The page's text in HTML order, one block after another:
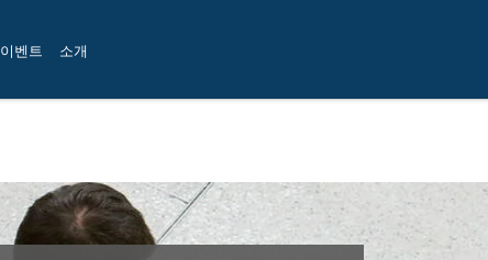
이벤트 소개